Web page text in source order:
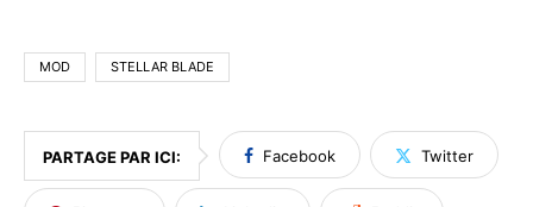
MOD STELLAR BLADE
PARTAGE PAR ICI: Facebook Twitter